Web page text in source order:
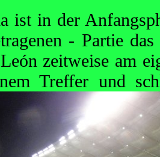
ist in der
- Partie
zeitweise am
Treffer und